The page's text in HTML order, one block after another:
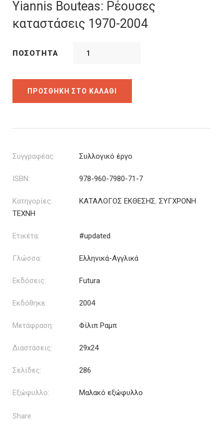
29.68€.
Yiannis Bouteas: Ρέουσες
καταστάσεις 1970-2004
ΠΟΣΌΤΗΤΑ
ΠΡΟΣΘΉΚΗ ΣΤΟ ΚΑΛΆΘΙ
Συγγραφέας: Συλλογικό έργο
ISBN: 978-960-7980-71-7
Κατηγορίες: ΚΑΤΑΛΟΓΟΣ ΕΚΘΕΣΗΣ, ΣΥΓΧΡΟΝΗ
ΤΕΧΝΗ
Ετικέτα: #updated
Γλώσσα: Ελληνικά-Αγγλικά
Εκδόσεις: Futura
Εκδόθηκε: 2004
Μετάφραση: Φίλιπ Ραμπ
Διαστάσεις: 29x24
Σελίδες: 286
Εξώφυλλο: Μαλακό εξώφυλλο
Share